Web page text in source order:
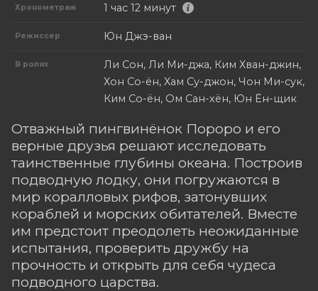
Хронометраж 1 час 12 минут
Режиссер Юн Джэ-ван
В ролях
Ли Сон, Ли Ми-джа, Ким Хван-джин,
Хон Со-ён, Хам Су-джон, Чон Ми-сук,
Ким Со-ён, Ом Сан-хён, Юн Ён-щик
Отважный пингвинёнок Пороро и его
верные друзья решают исследовать
таинственные глубины океана. Построив
подводную лодку, они погружаются в
мир коралловых рифов, затонувших
кораблей и морских обитателей. Вместе
им предстоит преодолеть неожиданные
испытания, проверить дружбу на
прочность и открыть для себя чудеса
подводного царства.